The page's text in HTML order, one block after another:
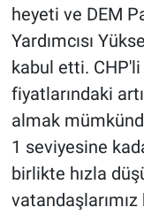
heyeti ve DEM
Yardımcısı
kabul etti. CHP'li
fiyatlarındaki
almak
1 seviyesine
birlikte hızla
vatandaşlarımız